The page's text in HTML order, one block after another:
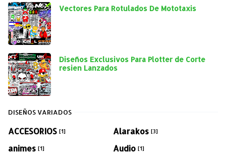
Vectores Para Rotulados De Mototaxis
Diseños Exclusivos Para Plotter de Corte
resien Lanzados
DISEÑOS VARIADOS
ACCESORIOS [1] Alarakos [3]
animes [1] Audio [1]